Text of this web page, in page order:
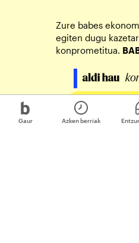
Gaur Azken berriak
Zure babes
egiten dugu
konprometitua.
Egin zure